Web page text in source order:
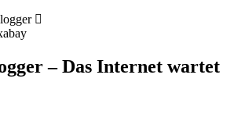
– Das Internet wartet